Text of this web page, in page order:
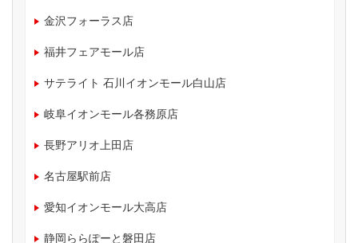
金沢フォーラス店
福井フェアモール店
サテライト 石川イオンモール白山店
岐阜イオンモール各務原店
長野アリオ上田店
名古屋駅前店
愛知イオンモール大高店
静岡ららぽーと磐田店